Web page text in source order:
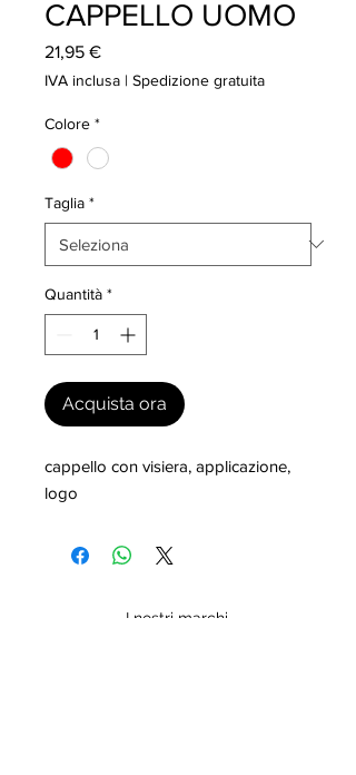
CAPPELLO UOMO
21,95 €Prezzo
IVA inclusa | Spedizione gratuita
Colore *
Taglia *
Quantità *
Acquista ora
cappello con visiera, applicazione,
logo
I nostri marchi